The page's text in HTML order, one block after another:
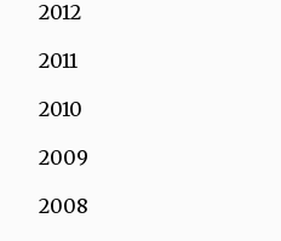
2012
2011
2010
2009
2008